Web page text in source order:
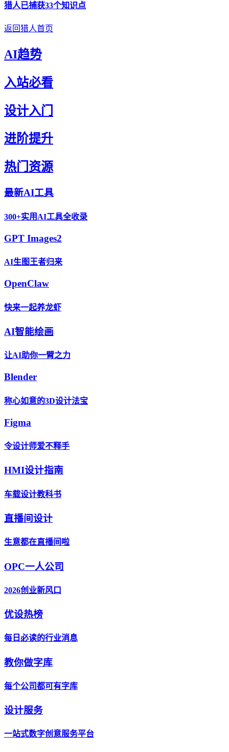
猎人已捕获33个知识点
返回猎人首页
AI趋势
入站必看
设计入门
进阶提升
热门资源
最新AI工具
300+实用AI工具全收录
GPT Images2
AI生图王者归来
OpenClaw
快来一起养龙虾
AI智能绘画
让AI助你一臂之力
Blender
称心如意的3D设计法宝
Figma
令设计师爱不释手
HMI设计指南
车载设计教科书
直播间设计
生意都在直播间啦
OPC一人公司
2026创业新风口
优设热榜
每日必读的行业消息
教你做字库
每个公司都可有字库
设计服务
一站式数字创意服务平台